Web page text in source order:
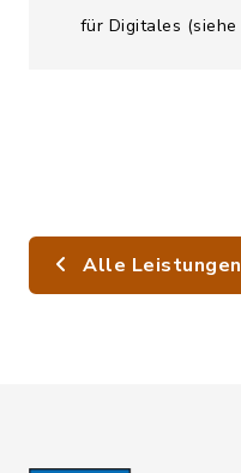
für Digitales (siehe
Alle Leistungen